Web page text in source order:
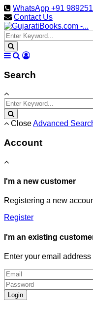
WhatsApp +91
Contact Us
Search
CloseAdvanced
Account
I'm a new customer
Registering a new
Register
I'm an existing
Enter your email
Login